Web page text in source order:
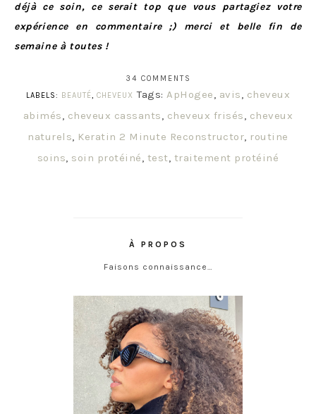
déjà ce soin, ce serait top que vous partagiez votre
expérience en commentaire ;) merci et belle fin de
semaine à toutes !
34 COMMENTS
LABELS:
BEAUTÉ, CHEVEUX Tags: ApHogee, avis, cheveux
abimés, cheveux cassants, cheveux frisés, cheveux
naturels, Keratin 2 Minute Reconstructor, routine
soins, soin protéiné, test, traitement protéiné
À PROPOS
Faisons connaissance…